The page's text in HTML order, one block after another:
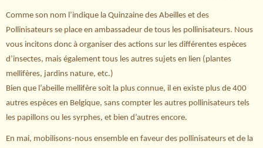
Comme son nom l’indique la Quinzaine des Abeilles et des
Pollinisateurs se place en ambassadeur de tous les pollinisateurs. Nous
vous incitons donc à organiser des actions sur les différentes espèces
d’insectes, mais également tous les autres sujets en lien (plantes
mellifères, jardins nature, etc.)
Bien que l’abeille mellifère soit la plus connue, il en existe plus de 400
autres espèces en Belgique, sans compter les autres pollinisateurs tels
les papillons ou les syrphes, et bien d’autres encore.
En mai, mobilisons-nous ensemble en faveur des pollinisateurs et de la